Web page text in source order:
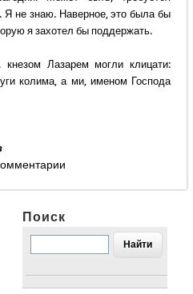
Я не знаю. Наверное, это была бы
я захотел бы поддержать.
Лазарем могли клицати:
колима, а ми, именом Господа
Поиск